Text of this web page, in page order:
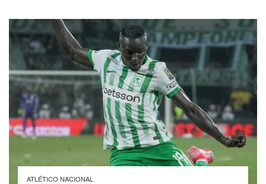
ATLÉTICO NACIONAL